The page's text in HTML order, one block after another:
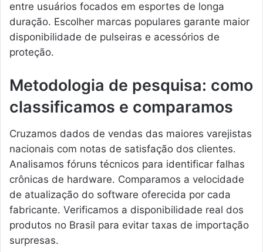
entre usuários focados em esportes de longa
duração. Escolher marcas populares garante maior
disponibilidade de pulseiras e acessórios de
proteção.
Metodologia de pesquisa: como
classificamos e comparamos
Cruzamos dados de vendas das maiores varejistas
nacionais com notas de satisfação dos clientes.
Analisamos fóruns técnicos para identificar falhas
crônicas de hardware. Comparamos a velocidade
de atualização do software oferecida por cada
fabricante. Verificamos a disponibilidade real dos
produtos no Brasil para evitar taxas de importação
surpresas.